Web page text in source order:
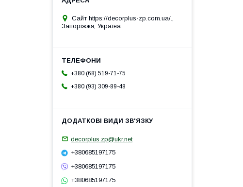
Сайт https://decorplus-zp.com.ua/.,
Запоріжжя, Україна
+380 (68) 519-71-75
+380 (93) 309-89-48
decorplus.zp@ukr.net
+380685197175
+380685197175
+380685197175